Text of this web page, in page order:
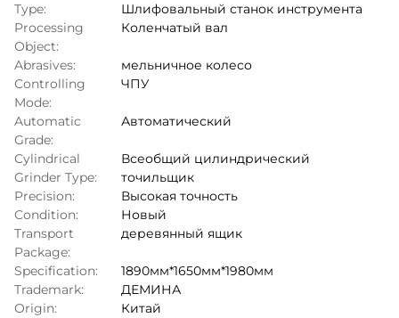
Type:
Шлифовальный станок инструмента
Processing
Object:
Коленчатый вал
Abrasives:
мельничное колесо
Controlling
Mode:
ЧПУ
Automatic
Grade:
Автоматический
Cylindrical
Grinder Type:
Всеобщий цилиндрический
точильщик
Precision:
Высокая точность
Condition:
Новый
Transport
Package:
деревянный ящик
Specification:
1890мм*1650мм*1980мм
Trademark:
ДЕМИНА
Origin:
Китай